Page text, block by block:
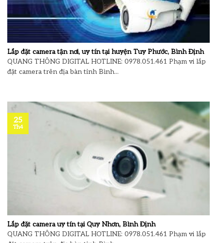
Lắp đặt camera tận nơi, uy tín tại huyện Tuy Phước, Bình Định
QUANG THÔNG DIGITAL HOTLINE: 0978.051.461 Phạm vi lắp
đặt camera trên địa bàn tỉnh Bình...
Lắp đặt camera uy tín tại Quy Nhơn, Bình Định
QUANG THÔNG DIGITAL HOTLINE: 0978.051.461 Phạm vi lắp
25
Th4